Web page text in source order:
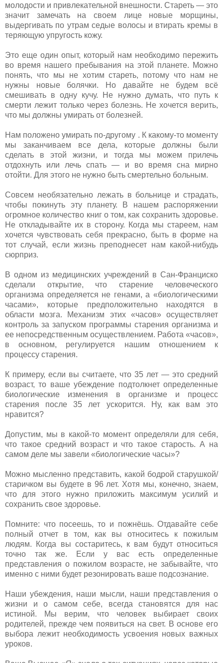
молодости и привлекательной внешности. Стареть — это
значит замечать на своем лице новые морщины,
выдергивать по утрам седые волосы и втирать кремы в
теряющую упругость кожу.
Это еще один опыт, который нам необходимо пережить
во время нашего пребывания на этой планете. Можно
понять, что мы не хотим стареть, потому что нам не
нужны новые болячки. Но давайте не будем всё
смешивать в одну кучу. Не нужно думать, что путь к
смерти лежит только через болезнь. Не хочется верить,
что мы должны умирать от болезней.
Нам положено умирать по-другому . К какому-то моменту
мы заканчиваем все дела, которые должны были
сделать в этой жизни, и тогда мы можем прилечь
отдохнуть или лечь спать — и во время сна мирно
отойти. Для этого не нужно быть смертельно больным.
Совсем необязательно лежать в больнице и страдать,
чтобы покинуть эту планету. В нашем распоряжении
огромное количество книг о том, как сохранить здоровье.
Не откладывайте их в сторону. Когда мы стареем, нам
хочется чувствовать себя прекрасно, быть в форме на
тот случай, если жизнь преподнесет нам какой-нибудь
сюрприз.
В одном из медицинских учреждений в Сан-Франциско
сделали открытие, что старение человеческого
организма определяется не генами, а «биологическими
часами», которые предположительно находятся в
области мозга. Механизм этих «часов» осуществляет
контроль за запуском программы старения организма и
ее непосредственным осуществлением. Работа «часов»,
в основном, регулируется нашим отношением к
процессу старения.
К примеру, если вы считаете, что 35 лет — это средний
возраст, то ваше убеждение подтолкнет определенные
биологические изменения в организме и процесс
старения после 35 лет ускорится. Ну, как вам это
нравится?
Допустим, мы в какой-то момент определяли для себя,
что такое средний возраст и что такое старость. А на
самом деле мы завели «биологические часы»?
Можно мысленно представить, какой бодрой старушкой/
старичком вы будете в 96 лет. Хотя мы, конечно, знаем,
что для этого нужно приложить максимум усилий и
сохранить свое здоровье.
Помните: что посеешь, то и пожнёшь. Отдавайте себе
полный отчет в том, как вы относитесь к пожилым
людям. Когда вы состаритесь, к вам будут относиться
точно так же. Если у вас есть определенные
представления о пожилом возрасте, не забывайте, что
именно с ними будет резонировать ваше подсознание.
Наши убеждения, наши мысли, наши представления о
жизни и о самом себе, всегда становятся для нас
истиной. Мы верим, что человек выбирает своих
родителей, прежде чем появиться на свет. В основе его
выбора лежит необходимость усвоения новых важных
уроков.